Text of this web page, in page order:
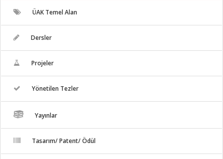
ÜAK Temel Alan
Dersler
Projeler
Yönetilen Tezler
Yayınlar
Tasarım/ Patent/ Ödül